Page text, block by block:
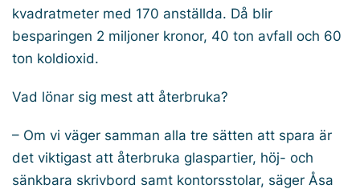
kvadratmeter med 170 anställda. Då blir
besparingen 2 miljoner kronor, 40 ton avfall och 60
ton koldioxid.
Vad lönar sig mest att återbruka?
– Om vi väger samman alla tre sätten att spara är
det viktigast att återbruka glaspartier, höj- och
sänkbara skrivbord samt kontorsstolar, säger Åsa